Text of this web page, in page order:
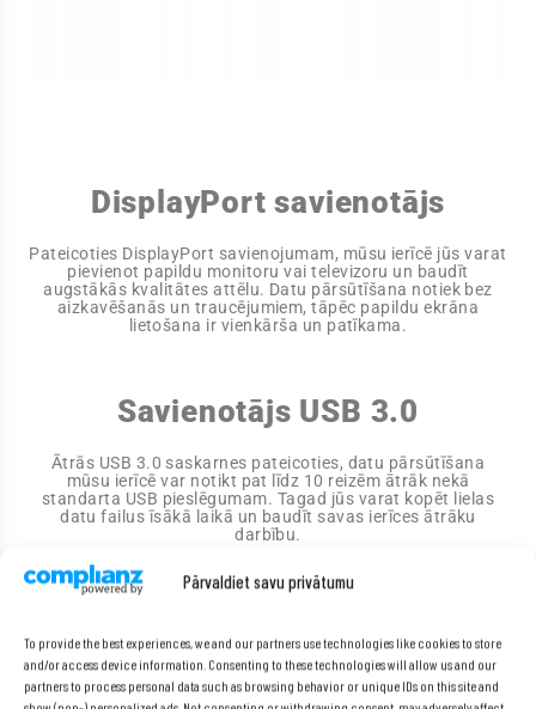
Pārvaldiet savu privātumu
To provide the best experiences, we and our partners use technologies like cookies to store
and/or access device information. Consenting to these technologies will allow us and our
partners to process personal data such as browsing behavior or unique IDs on this site and
DisplayPort savienotājs
Pateicoties DisplayPort savienojumam, mūsu ierīcē jūs varat
pievienot papildu monitoru vai televizoru un baudīt
augstākās kvalitātes attēlu. Datu pārsūtīšana notiek bez
aizkavēšanās un traucējumiem, tāpēc papildu ekrāna
lietošana ir vienkārša un patīkama.
Savienotājs USB 3.0
Ātrās USB 3.0 saskarnes pateicoties, datu pārsūtīšana
mūsu ierīcē var notikt pat līdz 10 reizēm ātrāk nekā
standarta USB pieslēgumam. Tagad jūs varat kopēt lielas
datu failus īsākā laikā un baudīt savas ierīces ātrāku
darbību.